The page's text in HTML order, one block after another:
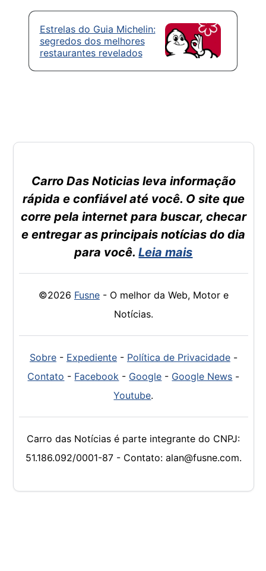
Estrelas do Guia Michelin:
segredos dos melhores
restaurantes revelados
Carro Das Noticias leva informação
rápida e confiável até você. O site que
corre pela internet para buscar, checar
e entregar as principais notícias do dia
para você.Leia mais
©2026 Fusne- O melhor da Web, Motor e
Notícias.
Sobre- Expediente- Política de Privacidade-
Contato - Facebook - Google - Google News -
Youtube.
Carro das Notícias é parte integrante do CNPJ:
51.186.092/0001-87 - Contato: alan@fusne.com.